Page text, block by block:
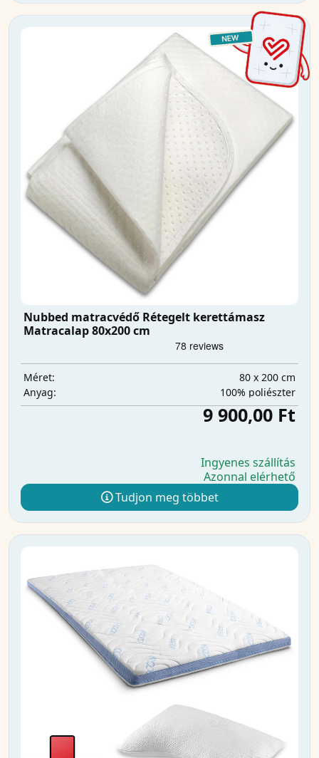
Nubbed matracvédő Rétegelt kerettámasz
Matracalap 80x200 cm
Méret:
80 x 200 cm
Anyag:
100% poliészter
9 900,00 Ft
Ingyenes szállítás
Azonnal elérhető
Tudjon meg többet